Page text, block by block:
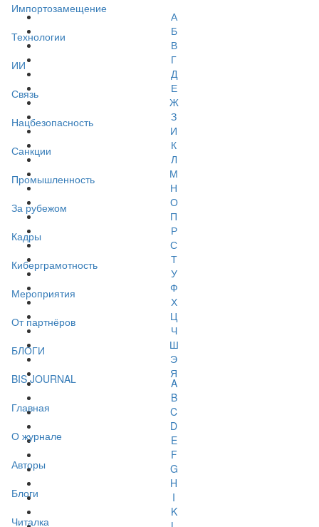
Импортозамещение
Технологии
ИИ
Связь
Нацбезопасность
Санкции
Промышленность
За рубежом
Кадры
Киберграмотность
Мероприятия
От партнёров
БЛОГИ
BIS JOURNAL
Главная
О журнале
Авторы
Блоги
Читалка
А
Б
В
Г
Д
Е
Ж
З
И
К
Л
М
Н
О
П
Р
С
Т
У
Ф
Х
Ц
Ч
Ш
Э
Я
A
B
C
D
E
F
G
H
I
K